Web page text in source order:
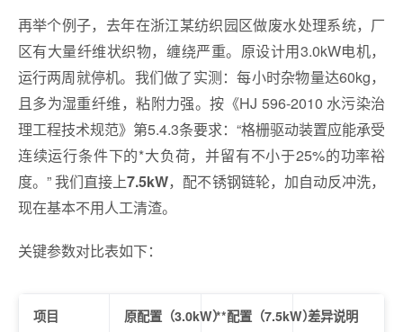
再举个例子，去年在浙江某纺织园区做废水处理系统，厂
区有大量纤维状织物，缠绕严重。原设计用3.0kW电机，
运行两周就停机。我们做了实测：每小时杂物量达60kg，
且多为湿重纤维，粘附力强。按《HJ 596-2010 水污染治
理工程技术规范》第5.4.3条要求：“格栅驱动装置应能承受
连续运行条件下的*大负荷，并留有不小于25%的功率裕
度。” 我们直接上7.5kW，配不锈钢链轮，加自动反冲洗，
现在基本不用人工清渣。
关键参数对比表如下：
项目 原配置（3.0kW）**配置（7.5kW）差异说明